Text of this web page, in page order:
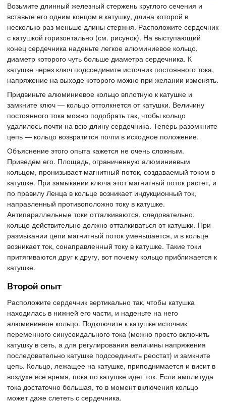
Возьмите длинный железный стержень круглого сечения и
вставьте его одним концом в катушку, длина которой в
несколько раз меньше длины стержня. Расположите сердечник
с катушкой горизонтально (см. рисунок). На выступающий
конец сердечника наденьте легкое алюминиевое кольцо,
диаметр которого чуть больше диаметра сердечника. К
катушке через ключ подсоедините источник постоянного тока,
напряжение на выходе которого можно при желании изменять.
Придвиньте алюминиевое кольцо вплотную к катушке и
замкните ключ — кольцо оттолкнется от катушки. Величину
постоянного тока можно подобрать так, чтобы кольцо
удалилось почти на всю длину сердечника. Теперь разомкните
цепь — кольцо возвратится почти в исходное положение.
Объяснение этого опыта кажется не очень сложным.
Приведем его. Площадь, ограниченную алюминиевым
кольцом, пронизывает магнитный поток, создаваемый током в
катушке. При замыкании ключа этот магнитный поток растет, и
по правилу Ленца в кольце возникает индукционный ток,
направленный противоположно току в катушке.
Антипараллельные токи отталкиваются, следовательно,
кольцо действительно должно отталкиваться от катушки. При
размыкании цепи магнитный поток уменьшается, и в кольце
возникает ток, сонаправленный току в катушке. Такие токи
притягиваются друг к другу, вот почему кольцо приближается к
катушке.
Второй опыт
Расположите сердечник вертикально так, чтобы катушка
находилась в нижней его части, и наденьте на него
алюминиевое кольцо. Подключите к катушке источник
переменного синусоидального тока (можно просто включить
катушку в сеть, а для регулирования величины напряжения
последовательно катушке подсоединить реостат) и замкните
цепь. Кольцо, лежащее на катушке, приподнимается и висит в
воздухе все время, пока по катушке идет ток. Если амплитуда
тока достаточно большая, то в момент включения кольцо
может даже слететь с сердечника.